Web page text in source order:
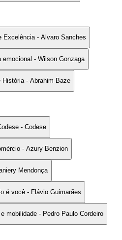
Excelência - Alvaro Sanches
emocional - Wilson Gonzaga
História - Abrahim Baze
- Codese
- Azury Benzion
Mendonça
é você - Flávio Guimarães
mobilidade - Pedro Paulo Cordeiro